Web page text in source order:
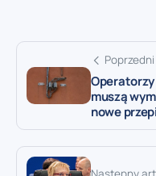
muszą
nowe